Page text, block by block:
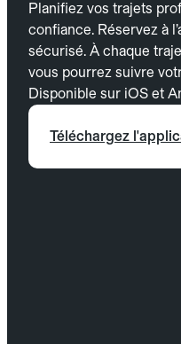
Planifiez vos trajets
confiance. Réservez à
sécurisé. À chaque
vous pourrez suivre
Disponible sur iOS et
Téléchargez